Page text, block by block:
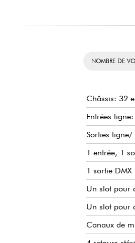
NOMBRE DE
Châssis: 32
Entrées
Sorties ligne/
1 entrée, 1
1 sortie DMX
Un slot pour
Un slot pour
Canaux de